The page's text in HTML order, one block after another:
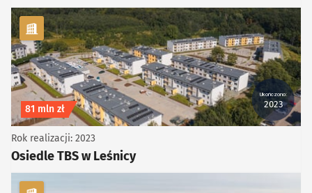
kategoria Infrastruktura
Ukończono:
2023
Koszt inwestycji
81 mln zł
Osiedle TBS w Leśnicy
Rok realizacji: 2023